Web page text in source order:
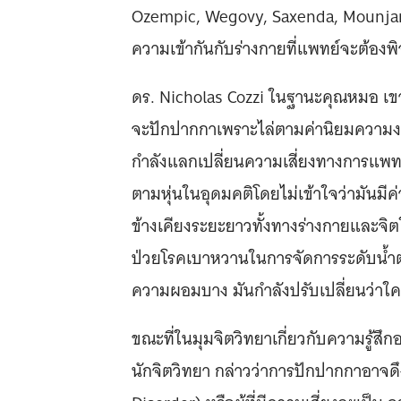
Ozempic, Wegovy, Saxenda,
ความเข้ากันกับร่างกายที่แพทย์จะต้อง
ดร. Nicholas Cozzi ในฐานะคุณหมอ เ
จะปักปากกาเพราะไล่ตามค่านิยมความ
กำลังแลกเปลี่ยนความเสี่ยงทางการแ
ตามหุ่นในอุดมคติโดยไม่เข้าใจว่ามัน
ข้างเคียงระยะยาวทั้งทางร่างกายและ
ป่วยโรคเบาหวานในการจัดการระดับ
ความผอมบาง มันกำลังปรับเปลี่ยนว่าใ
ขณะที่ในมุมจิตวิทยาเกี่ยวกับความรู้สึก
นักจิตวิทยา กล่าวว่าการปักปากกาอา